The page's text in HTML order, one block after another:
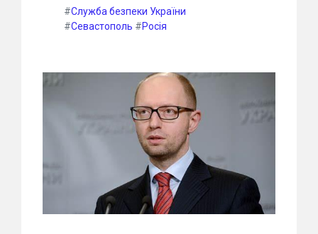
#Служба безпеки України
#Севастополь #Росія